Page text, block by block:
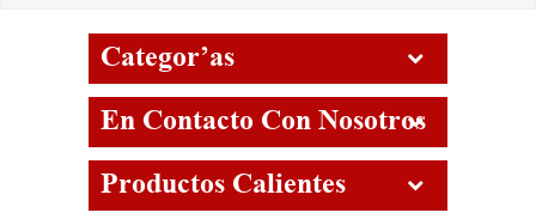
Categorías
En Contacto Con Nosotros
Productos Calientes